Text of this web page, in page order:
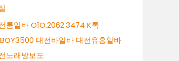
룸알바 O1O.2062.3474 K톡
대전바알바 대전유흥알바
노래방보도